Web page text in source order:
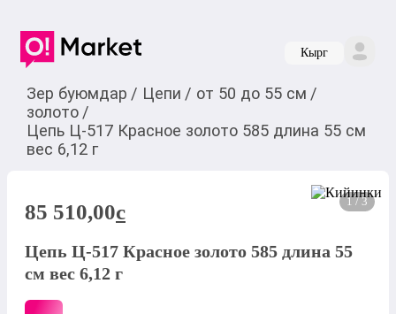
Кырг
Зер буюмдар / Цепи / от 50 до 55 см /
золото /
Цепь Ц-517 Красное золото 585 длина 55 см
вес 6,12 г
1 / 3
85 510,00c
Цепь Ц-517 Красное золото 585 длина 55
см вес 6,12 г